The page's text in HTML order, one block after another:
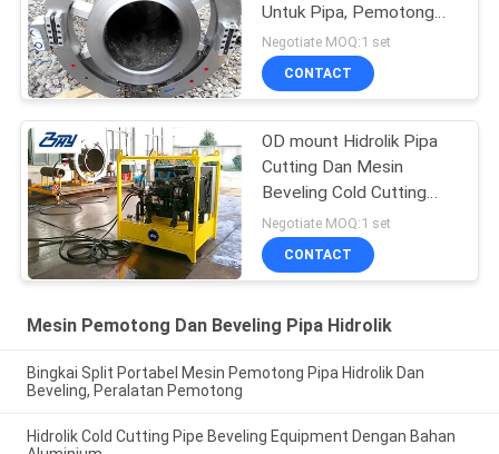
Untuk Pipa, Pemotong
dan Beveler Pipa 42in
Negotiate MOQ:1 set
CONTACT
OD mount Hidrolik Pipa
Cutting Dan Mesin
Beveling Cold Cutting
untuk perbaikan pipa
Minyak & Gas
Negotiate MOQ:1 set
CONTACT
Mesin Pemotong Dan Beveling Pipa Hidrolik
Bingkai Split Portabel Mesin Pemotong Pipa Hidrolik Dan
Beveling, Peralatan Pemotong
Hidrolik Cold Cutting Pipe Beveling Equipment Dengan Bahan